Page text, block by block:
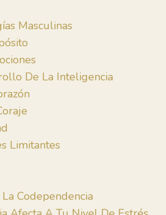
Masculinas
De La Inteligencia
Limitantes
Codependencia